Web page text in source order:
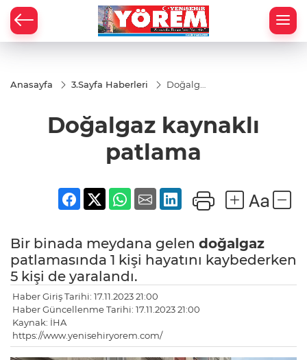
Anasayfa 3.Sayfa Haberleri
Doğalgaz
Doğalgaz kaynaklı
patlama
Bir binada meydana gelen doğalgaz
patlamasında 1 kişi hayatını kaybederken
5 kişi de yaralandı.
Haber Giriş Tarihi: 17.11.2023 21:00
Haber Güncellenme Tarihi: 17.11.2023 21:00
Kaynak: İHA
https://www.yenisehiryorem.com/